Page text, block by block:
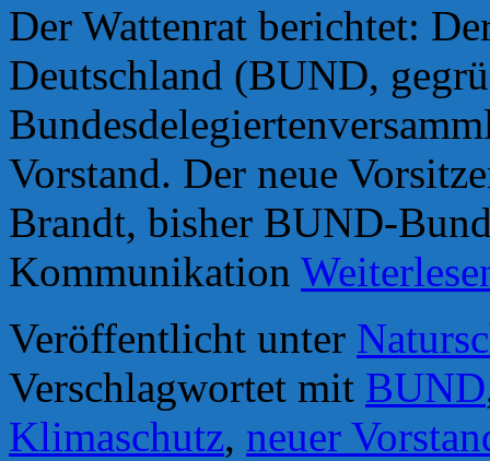
Der Wattenrat berichtet:
Deutschland (BUND,
Vorstand. Der neue
Brandt, bisher BUND-
Kommunikation
Veröffentlicht unter
Verschlagwortet mit BUND
Klimaschutz, neuer